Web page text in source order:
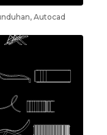
Autocad